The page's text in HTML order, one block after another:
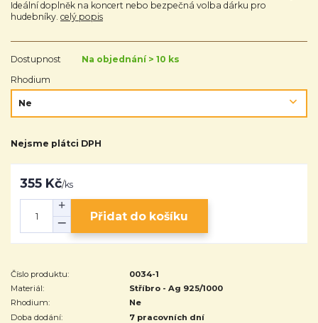
Ideální doplněk na koncert nebo bezpečná volba dárku pro
hudebníky. celý popis
Dostupnost
Na objednání > 10 ks
Rhodium
Nejsme plátci DPH
355 Kč/ks
Přidat do košíku
Číslo produktu:
0034-1
Materiál:
Stříbro - Ag 925/1000
Rhodium:
Ne
Doba dodání:
7 pracovních dní